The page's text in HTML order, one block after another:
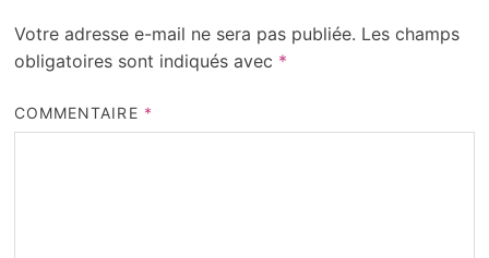
Votre adresse e-mail ne sera pas publiée. Les champs
obligatoires sont indiqués avec *
COMMENTAIRE *